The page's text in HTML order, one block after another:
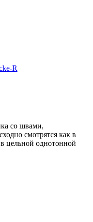
R
со швами,
смотрятся как в
цельной однотонной